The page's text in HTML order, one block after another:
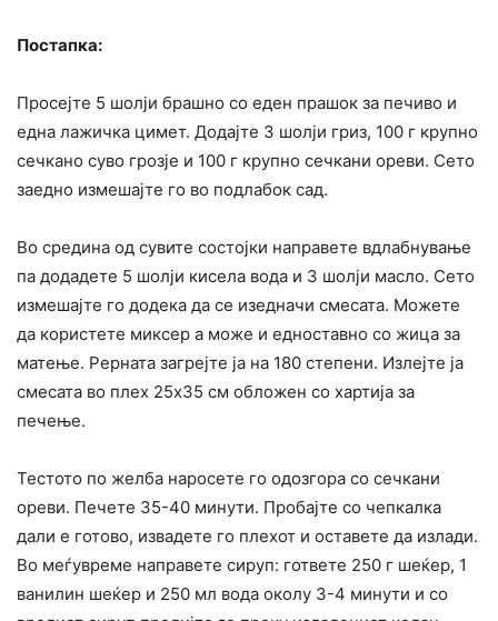
Постапка:
Просејте 5 шолји брашно со еден прашок за печиво и
една лажичка цимет. Додајте 3 шолји гриз, 100 г крупно
сечкано суво грозје и 100 г крупно сечкани ореви. Сето
заедно измешајте го во подлабок сад.
Во средина од сувите состојки направете вдлабнување
па додадете 5 шолји кисела вода и 3 шолји масло. Сето
измешајте го додека да се изедначи смесата. Можете
да користете миксер а може и едноставно со жица за
матење. Рерната загрејте ја на 180 степени. Излејте ја
смесата во плех 25х35 см обложен со хартија за
печење.
Тестото по желба наросете го одозгора со сечкани
ореви. Печете 35-40 минути. Пробајте со чепкалка
дали е готово, извадете го плехот и оставете да излади.
Во меѓувреме направете сируп: гответе 250 г шеќер, 1
ванилин шеќер и 250 мл вода околу 3-4 минути и со